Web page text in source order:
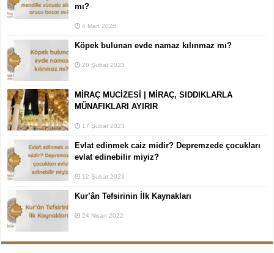
mı?
4 Mart 2025
Köpek bulunan evde namaz kılınmaz mı?
20 Şubat 2023
MİRAÇ MUCİZESİ | MİRAÇ, SIDDIKLARLA
MÜNAFIKLARI AYIRIR
17 Şubat 2023
Evlat edinmek caiz midir? Depremzede çocukları
evlat edinebilir miyiz?
12 Şubat 2023
Kur’ân Tefsirinin İlk Kaynakları
24 Nisan 2022